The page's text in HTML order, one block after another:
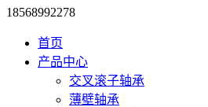
18568992278
首页
产品中心
交叉滚子轴承
薄壁轴承